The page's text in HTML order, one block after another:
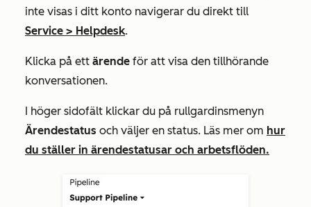
inte visas i ditt konto navigerar du direkt till
Service > Helpdesk.
Klicka på ett ärende för att visa den tillhörande
konversationen.
I höger sidofält klickar du på rullgardinsmenyn
Ärendestatus och väljer en status. Läs mer om hur
du ställer in ärendestatusar och arbetsflöden.